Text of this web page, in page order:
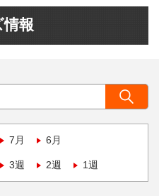
情報
7月 6月
3週 2週 1週